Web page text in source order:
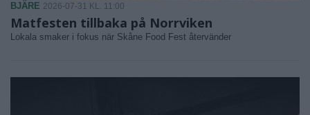
BJÄRE 2026-07-31 KL. 11:00
Matfesten tillbaka på Norrviken
Lokala smaker i fokus när Skåne Food Fest återvänder